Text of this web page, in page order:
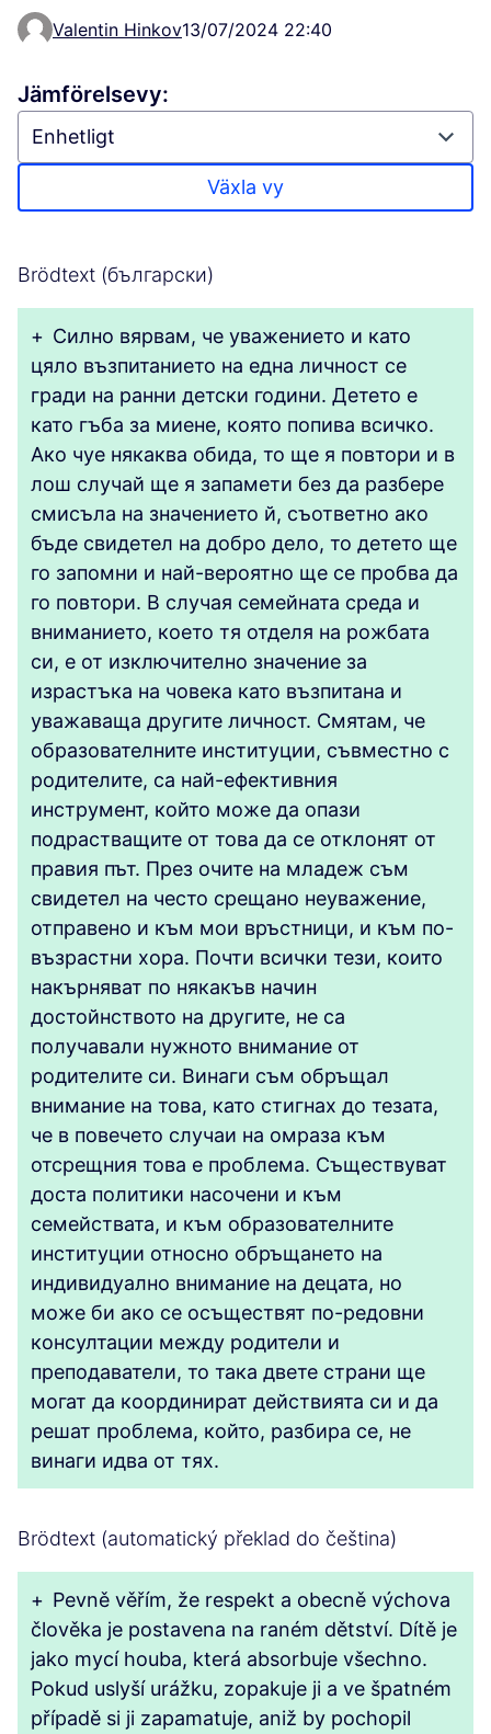
Valentin Hinkov13/07/2024 22:40
Jämförelsevy:
Växla vy
Brödtext (български)
+ Силно вярвам, че уважението и като
цяло възпитанието на една личност се
гради на ранни детски години. Детето е
като гъба за миене, която попива всичко.
Ако чуе някаква обида, то ще я повтори и в
лош случай ще я запамети без да разбере
смисъла на значението й, съответно ако
бъде свидетел на добро дело, то детето ще
го запомни и най-вероятно ще се пробва да
го повтори. В случая семейната среда и
вниманието, което тя отделя на рожбата
си, е от изключително значение за
израстъка на човека като възпитана и
уважаваща другите личност. Смятам, че
образователните институции, съвместно с
родителите, са най-ефективния
инструмент, който може да опази
подрастващите от това да се отклонят от
правия път. През очите на младеж съм
свидетел на често срещано неуважение,
отправено и към мои връстници, и към по-
възрастни хора. Почти всички тези, които
накърняват по някакъв начин
достойнството на другите, не са
получавали нужното внимание от
родителите си. Винаги съм обръщал
внимание на това, като стигнах до тезата,
че в повечето случаи на омраза към
отсрещния това е проблема. Съществуват
доста политики насочени и към
семействата, и към образователните
институции относно обръщането на
индивидуално внимание на децата, но
може би ако се осъществят по-редовни
консултации между родители и
преподаватели, то така двете страни ще
могат да координират действията си и да
решат проблема, който, разбира се, не
винаги идва от тях.
Brödtext (automatický překlad do čeština)
+ Pevně věřím, že respekt a obecně výchova
člověka je postavena na raném dětství. Dítě je
jako mycí houba, která absorbuje všechno.
Pokud uslyší urážku, zopakuje ji a ve špatném
případě si ji zapamatuje, aniž by pochopil